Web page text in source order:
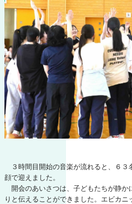
３時間目開始の音楽が流れると、６３
顔で迎えました。
開会のあいさつは、子どもたちが静か
りと伝えることができました。エビカニ